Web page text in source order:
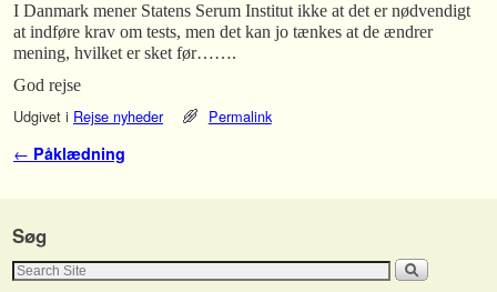
I Danmark mener Statens Serum Institut ikke at det er nødvendigt
at indføre krav om tests, men det kan jo tænkes at de ændrer
mening, hvilket er sket før…….
God rejse
Udgivet i Rejse nyheder Permalink
Indlæg navigation
← Påklædning
Søg